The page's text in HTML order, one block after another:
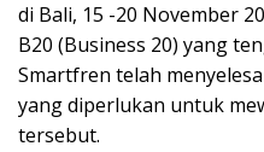
di Bali, 15 -20 November
B20 (Business 20) yang
Smartfren telah
yang diperlukan untuk
tersebut.